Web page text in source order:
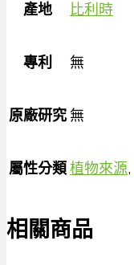
產地 比利時
專利 無
原廠研究 無
屬性分類植物來源,
相關商品